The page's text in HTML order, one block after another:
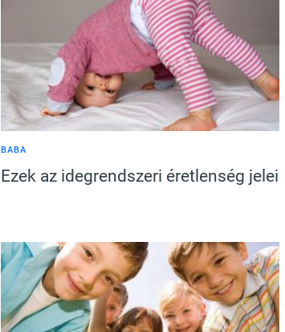
BABA
Ezek az idegrendszeri éretlenség jelei